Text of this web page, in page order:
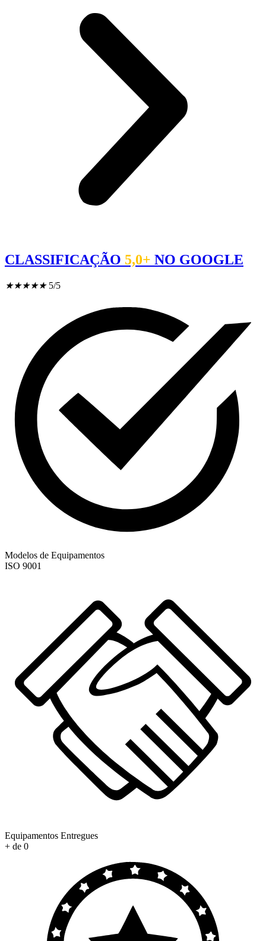
CLASSIFICAÇÃO 5,0+ NO GOOGLE
★★★★★ 5/5
Modelos de Equipamentos
ISO 9001
Equipamentos Entregues
+ de 0